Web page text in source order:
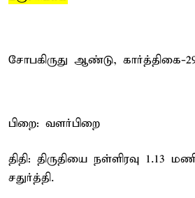
சோபகிருது ஆண்டு, கார்த்திகை-
பிறை: வளர்பிறை
திதி: திருதியை நள்ளிரவு 1.13
சதுர்த்தி.